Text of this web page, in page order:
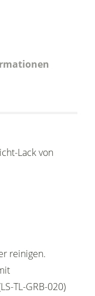
Lack von
reinigen.
TL-GRB-020)